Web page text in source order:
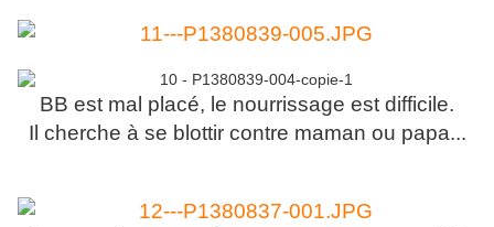
BB est mal placé, le nourrissage est difficile.
Il cherche à se blottir contre maman ou papa...